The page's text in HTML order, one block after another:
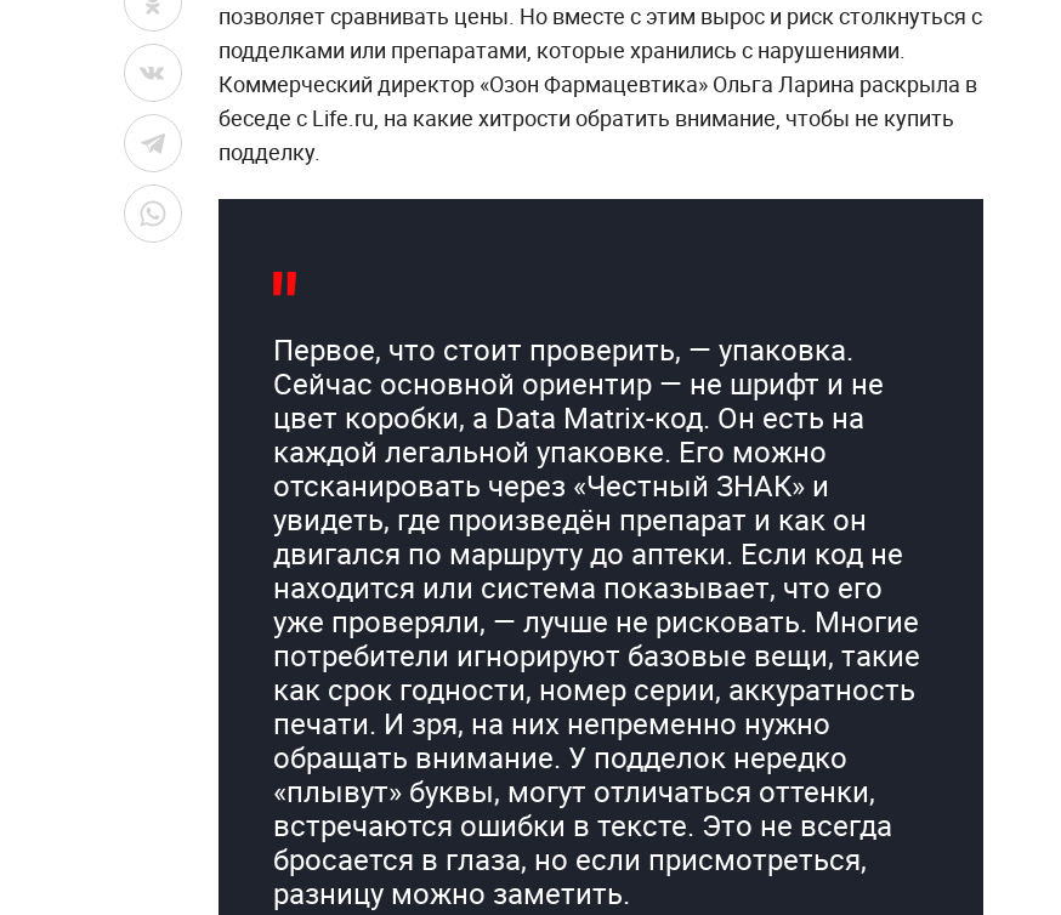
позволяет сравнивать цены. Но вместе с этим вырос и риск столкнуться с
подделками или препаратами, которые хранились с нарушениями.
Коммерческий директор «Озон Фармацевтика» Ольга Ларина раскрыла в
беседе с Life.ru, на какие хитрости обратить внимание, чтобы не купить
подделку.
Первое, что стоит проверить, — упаковка.
Сейчас основной ориентир — не шрифт и не
цвет коробки, а Data Matrix-код. Он есть на
каждой легальной упаковке. Его можно
отсканировать через «Честный ЗНАК» и
увидеть, где произведён препарат и как он
двигался по маршруту до аптеки. Если код не
находится или система показывает, что его
уже проверяли, — лучше не рисковать. Многие
потребители игнорируют базовые вещи, такие
как срок годности, номер серии, аккуратность
печати. И зря, на них непременно нужно
обращать внимание. У подделок нередко
«плывут» буквы, могут отличаться оттенки,
встречаются ошибки в тексте. Это не всегда
бросается в глаза, но если присмотреться,
разницу можно заметить.